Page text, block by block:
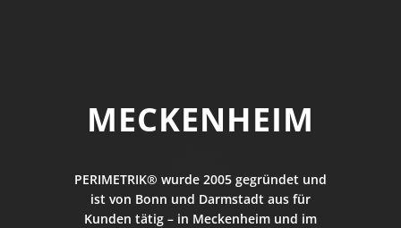
MECKENHEIM
PERIMETRIK® wurde 2005 gegründet und
ist von Bonn und Darmstadt aus für
Kunden tätig – in Meckenheim und im